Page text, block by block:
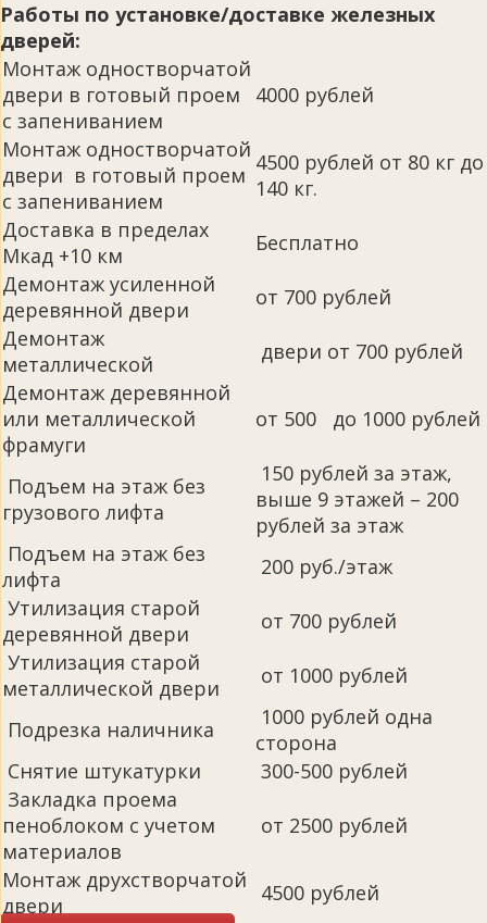
Работы по установке/доставке железных
дверей:
Монтаж одностворчатой
двери в готовый проем
с запениванием
4000 рублей
Монтаж одностворчатой
двери в готовый проем
с запениванием
4500 рублей от 80 кг до
140 кг.
Доставка в пределах
Мкад +10 км
Бесплатно
Демонтаж усиленной
деревянной двери
от 700 рублей
Демонтаж
металлической
двери от 700 рублей
Демонтаж деревянной
или металлической
фрамуги
от 500 до 1000 рублей
Подъем на этаж без
грузового лифта
150 рублей за этаж,
выше 9 этажей – 200
рублей за этаж
Подъем на этаж без
лифта
200 руб./этаж
Утилизация старой
деревянной двери
от 700 рублей
Утилизация старой
металлической двери
от 1000 рублей
Подрезка наличника
1000 рублей одна
сторона
Снятие штукатурки
300-500 рублей
Закладка проема
пеноблоком с учетом
материалов
от 2500 рублей
Монтаж друхстворчатой
двери
4500 рублей